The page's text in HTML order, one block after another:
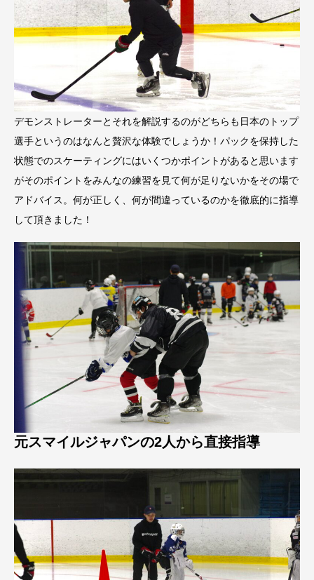
デモンストレーターとそれを解説するのがどちらも日本のトップ
選手というのはなんと贅沢な体験でしょうか！パックを保持した
状態でのスケーティングにはいくつかポイントがあると思います
がそのポイントをみんなの練習を見て何が足りないかをその場で
アドバイス。何が正しく、何が間違っているのかを徹底的に指導
して頂きました！
元スマイルジャパンの2人から直接指導